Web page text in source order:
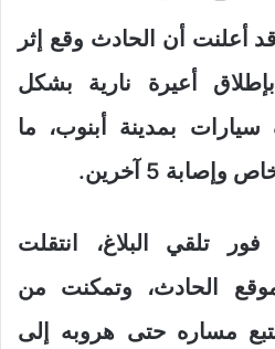
أعلنت أن الحادث وقع إثر
أعيرة نارية بشكل
بمدينة أبنوب، ما
تلقي البلاغ، انتقلت
موقع الحادث، وتمكنت من
مساره حتى هروبه إلى